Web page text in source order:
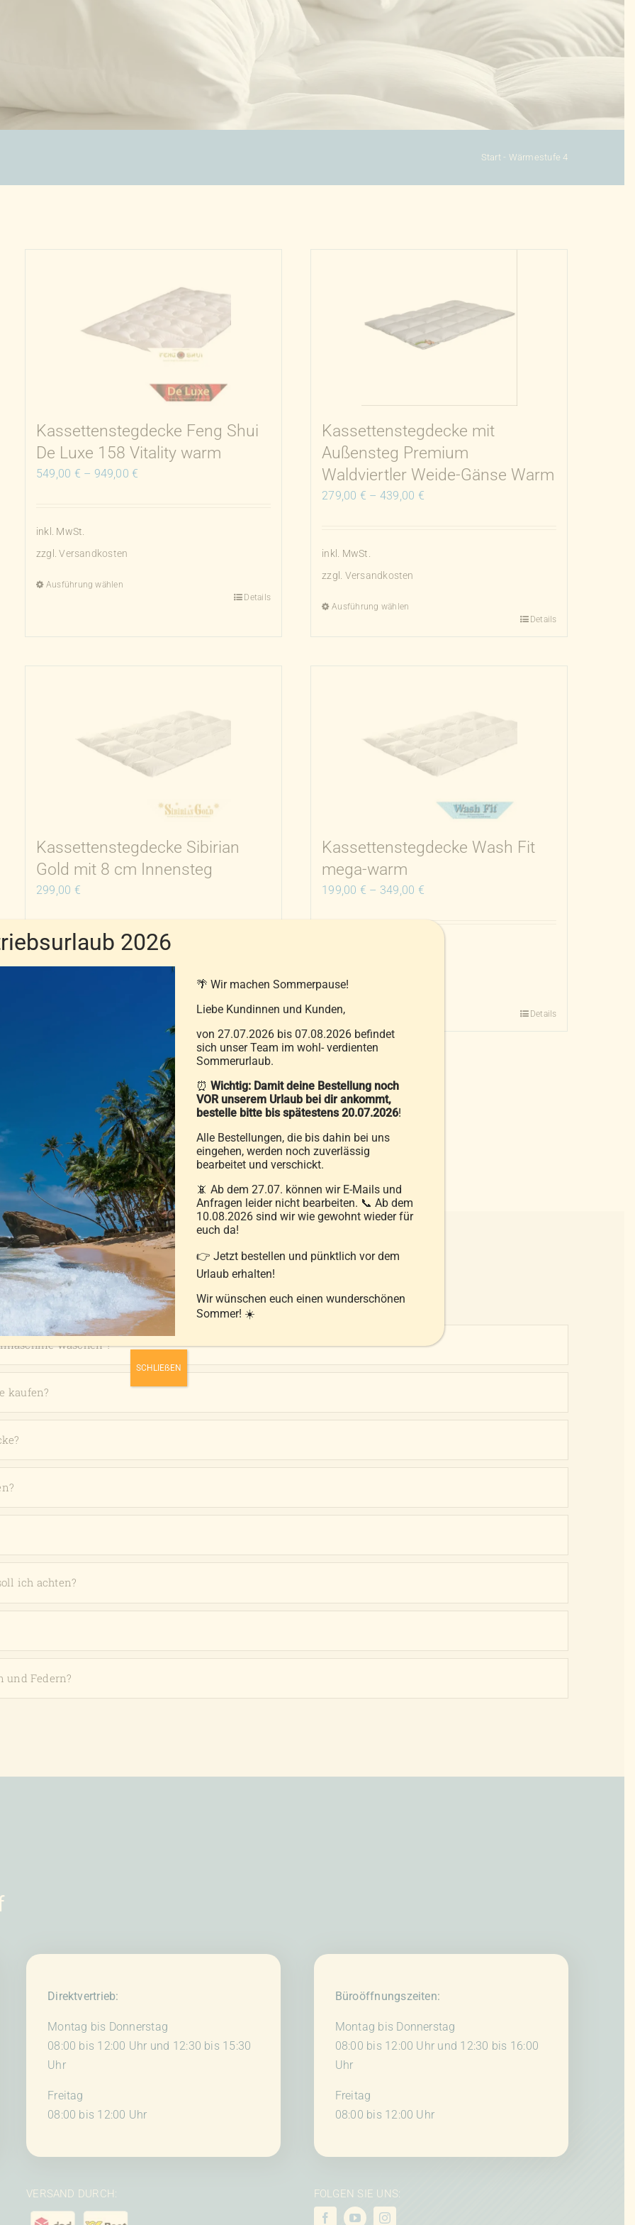
Start- Wärmestufe 4
Kassettenstegdecke Feng Shui
De Luxe 158 Vitality warm
549,00 € – 949,00€
inkl. MwSt.
zzgl.Versandkosten
Ausführung wählen
weist
werden
Details
Kassettenstegdecke mit
Außensteg Premium
Waldviertler Weide-Gänse Warm
279,00 € – 439,00 €
inkl. MwSt.
zzgl. Versandkosten
Ausführung wählen
Produkt
gewählt
werden
Details
Kassettenstegdecke Sibirian
Gold mit 8 cm Innensteg
299,00 €
inkl. 20 % MwSt.
zzgl.Versandkosten
Details
Kassettenstegdecke Wash Fit
mega-warm
199,00 € – 349,00 €
Dieses
Produkt
weist
Varianten
auf.
Die
Optionen
können
auf
der
Produktseite
Details
wir Ihnen jederzeit hilfreich zur Seite
FRAGEN ZU UNSEREN PRODUKTEN
waschen ?
kaufen?
ich achten?
und Federn?
Direktvertrieb:
Montag bis Donnerstag
08:00 bis 12:00 Uhr und 12:30 bis 15:30
Uhr
Freitag
08:00 bis 12:00 Uhr
Büroöffnungszeiten:
Montag bis Donnerstag
08:00 bis 12:00 Uhr und 12:30 bis 16:00
Uhr
Freitag
08:00 bis 12:00 Uhr
VERSAND DURCH: FOLGEN SIE UNS:
2026
🌴 Wir machen Sommerpause!
Liebe Kundinnen und Kunden,
von 27.07.2026 bis 07.08.2026 befindet
sich unser Team im wohl- verdienten
Sommerurlaub.
⏰ Wichtig: Damit deine Bestellung noch
VOR unserem Urlaub bei dir ankommt,
bestelle bitte bis spätestens 20.07.2026!
Alle Bestellungen, die bis dahin bei uns
eingehen, werden noch zuverlässig
bearbeitet und verschickt.
📵 Ab dem 27.07. können wir E-Mails und
Anfragen leider nicht bearbeiten. 📞 Ab dem
10.08.2026 sind wir wie gewohnt wieder für
euch da!
👉 Jetzt bestellen und pünktlich vor dem
Urlaub erhalten!
Wir wünschen euch einen wunderschönen
Sommer! ☀️
SCHLIEẞEN